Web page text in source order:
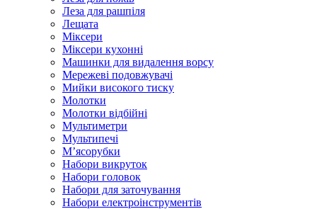
Леза для рашпіля
Лещата
Міксери
Міксери кухонні
Машинки для видалення ворсу
Мережеві подовжувачі
Мийки високого тиску
Молотки
Молотки відбійні
Мультиметри
Мультипечі
М’ясорубки
Набори викруток
Набори головок
Набори для заточування
Набори електроінструментів